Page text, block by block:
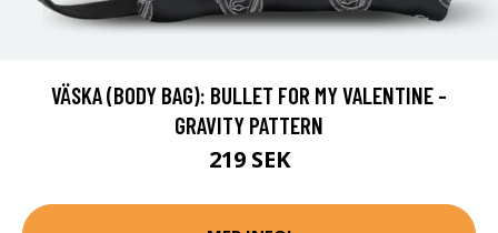
VÄSKA (BODY BAG): BULLET FOR MY VALENTINE -
GRAVITY PATTERN
219 SEK